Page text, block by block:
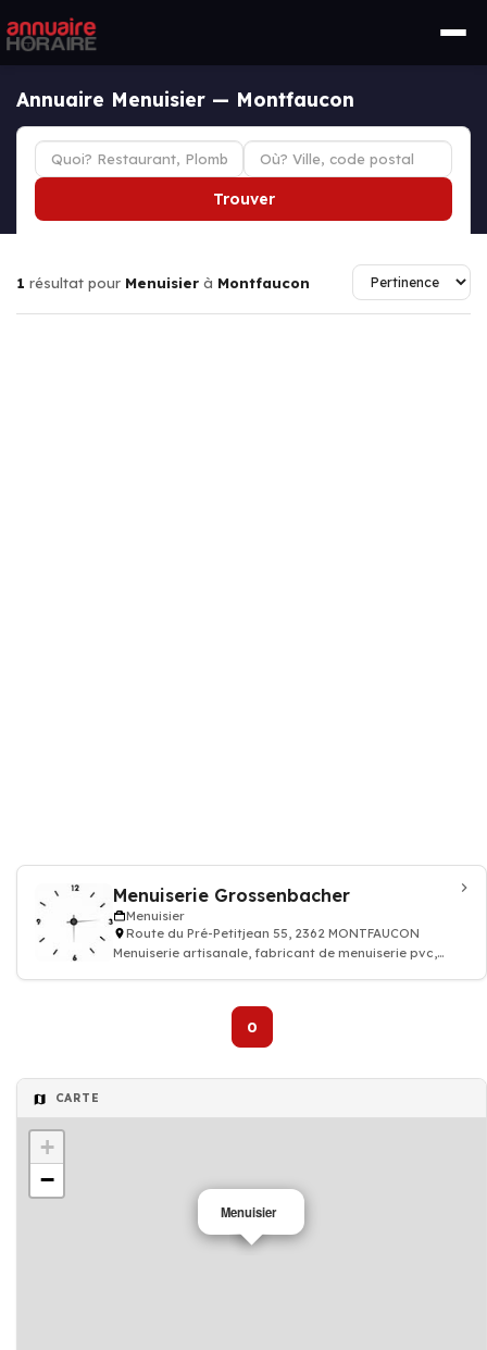
Annuaire Menuisier — Montfaucon
Trouver
1 résultat pour Menuisier à Montfaucon
Menuiserie Grossenbacher
Menuisier
Route du Pré-Petitjean 55, 2362 MONTFAUCON
Menuiserie artisanale, fabricant de menuiserie pvc,
0
CARTE
Menuisier
+
−